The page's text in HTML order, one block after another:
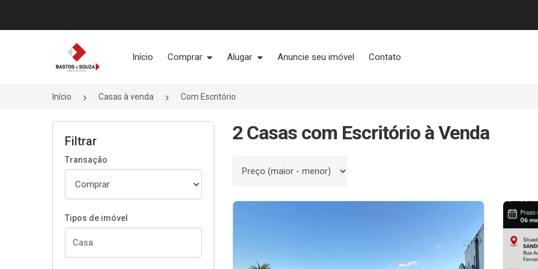
Página inicial
Início Comprar Alugar Anuncie seu imóvel Contato
Início Casas à venda Com Escritório
Filtrar
Transação
Tipos de imóvel
2 Casas com Escritório à Venda
Ordenar por